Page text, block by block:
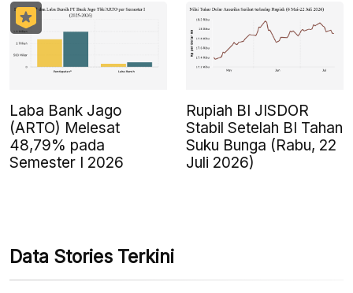
Laba Bank Jago
(ARTO) Melesat
48,79% pada
Semester I 2026
Rupiah BI JISDOR
Stabil Setelah BI Tahan
Suku Bunga (Rabu, 22
Juli 2026)
Data Stories Terkini